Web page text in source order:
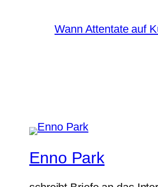
Wann Attentate auf
Enno Park